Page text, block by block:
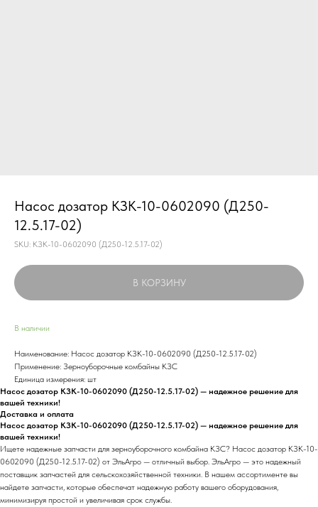
Насос дозатор КЗК-10-0602090 (Д250-
12.5.17-02)
SKU: КЗК-10-0602090 (Д250-12.5.17-02)
В КОРЗИНУ
В наличии
Наименование: Насос дозатор КЗК-10-0602090 (Д250-12.5.17-02)
Применение: Зерноуборочные комбайны КЗС
Единица измерения: шт
Насос дозатор КЗК-10-0602090 (Д250-12.5.17-02) — надежное решение для
вашей техники!
Доставка и оплата
Насос дозатор КЗК-10-0602090 (Д250-12.5.17-02) — надежное решение для
вашей техники!
Ищете надежные запчасти для зерноуборочного комбайна КЗС? Насос дозатор КЗК-10-
0602090 (Д250-12.5.17-02) от ЭльАгро — отличный выбор. ЭльАгро — это надежный
поставщик запчастей для сельскохозяйственной техники. В нашем ассортименте вы
найдете запчасти, которые обеспечат надежную работу вашего оборудования,
минимизируя простой и увеличивая срок службы.